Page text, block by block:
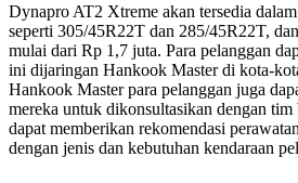
Dynapro AT2 Xtreme akan tersedia
seperti 305/45R22T dan 285/45R22T,
mulai dari Rp 1,7 juta. Para pelanggan
ini dijaringan Hankook Master di kota-
Hankook Master para pelanggan juga
mereka untuk dikonsultasikan dengan tim
dapat memberikan rekomendasi
dengan jenis dan kebutuhan kendaraan